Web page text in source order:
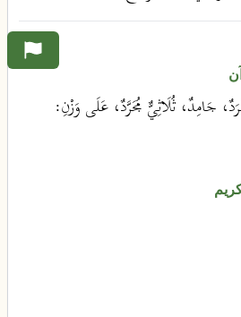
جَامِدٌ، ثُلَاثِيٌّ مُجَرَّدٌ، عَلَى وَزْنِ: